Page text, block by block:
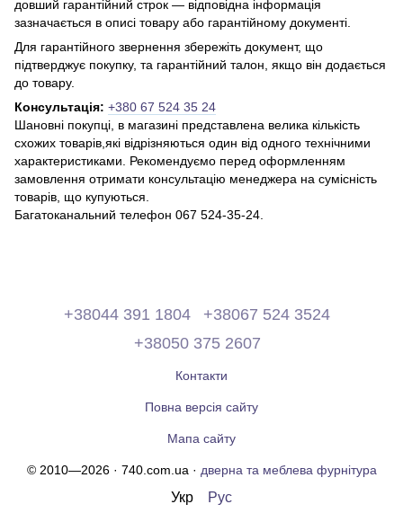
довший гарантійний строк — відповідна інформація
зазначається в описі товару або гарантійному документі.
Для гарантійного звернення збережіть документ, що
підтверджує покупку, та гарантійний талон, якщо він додається
до товару.
Консультація: +380 67 524 35 24
Шановні покупці, в магазині представлена ​​велика кількість
схожих товарів,які відрізняються один від одного технічними
характеристиками. Рекомендуємо перед оформленням
замовлення отримати консультацію менеджера на сумісність
товарів, що купуються.
Багатоканальний телефон 067 524-35-24.
+38044 391 1804
+38067 524 3524
+38050 375 2607
Контакти
Повна версія сайту
Мапа сайту
© 2010—2026 · 740.com.ua · дверна та меблева фурнітура
Укр Рус